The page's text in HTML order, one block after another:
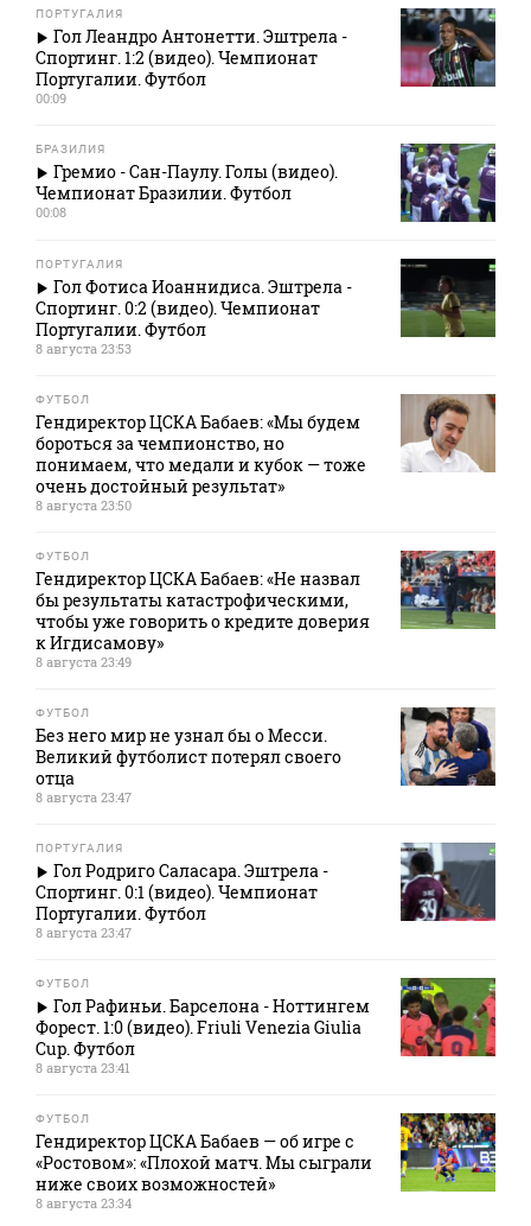
ПОРТУГАЛИЯ
Гол Леандро Антонетти. Эштрела -
Спортинг. 1:2 (видео). Чемпионат
Португалии. Футбол
00:09
БРАЗИЛИЯ
Гремио - Сан-Паулу. Голы (видео).
Чемпионат Бразилии. Футбол
00:08
ПОРТУГАЛИЯ
Гол Фотиса Иоаннидиса. Эштрела -
Спортинг. 0:2 (видео). Чемпионат
Португалии. Футбол
8 августа 23:53
ФУТБОЛ
Гендиректор ЦСКА Бабаев: «Мы будем
бороться за чемпионство, но
понимаем, что медали и кубок — тоже
очень достойный результат»
8 августа 23:50
ФУТБОЛ
Гендиректор ЦСКА Бабаев: «Не назвал
бы результаты катастрофическими,
чтобы уже говорить о кредите доверия
к Игдисамову»
8 августа 23:49
ФУТБОЛ
Без него мир не узнал бы о Месси.
Великий футболист потерял своего
отца
8 августа 23:47
ПОРТУГАЛИЯ
Гол Родриго Саласара. Эштрела -
Спортинг. 0:1 (видео). Чемпионат
Португалии. Футбол
8 августа 23:47
ФУТБОЛ
Гол Рафиньи. Барселона - Ноттингем
Форест. 1:0 (видео). Friuli Venezia Giulia
Cup. Футбол
8 августа 23:41
ФУТБОЛ
Гендиректор ЦСКА Бабаев — об игре с
«Ростовом»: «Плохой матч. Мы сыграли
ниже своих возможностей»
8 августа 23:34